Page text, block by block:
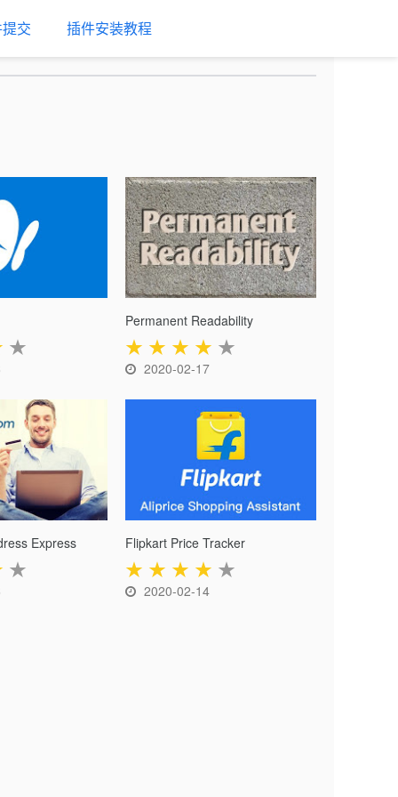
交 插件安装教程
★
Permanent Readability
★ ★ ★ ★ ★
2020-02-17
Express
★
Flipkart Price Tracker
★ ★ ★ ★ ★
2020-02-14